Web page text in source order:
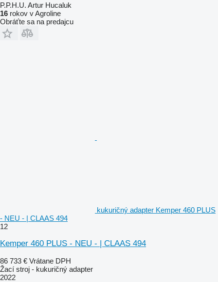
P.P.H.U. Artur Hucaluk
16 rokov v Agroline
Obráťte sa na predajcu
kukuričný adapter Kemper 460 PLUS
- NEU - | CLAAS 494
12
Kemper 460 PLUS - NEU - | CLAAS 494
86 733 € Vrátane DPH
Žací stroj - kukuričný adapter
2022